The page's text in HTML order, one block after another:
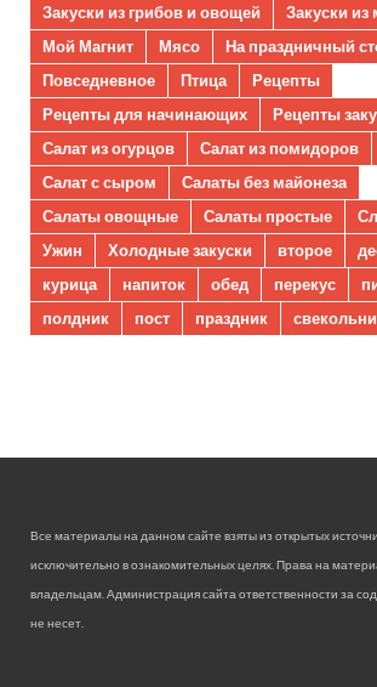
Закуски из грибов и овощей
Закуски
Мой Магнит
Мясо На праздничный
Повседневное
Птица
Рецепты
Рецепты для начинающих
Рецепты
Салат из огурцов
Салат из помидоров
Салат с сыром
Салаты без майонеза
Салаты овощные
Салаты простые
Ужин
Холодные закуски второе
курица
напиток обед перекус
полдник
пост праздник
Все материалы на данном сайте взяты из открытых
исключительно в ознакомительных целях. Права на
владельцам. Администрация сайта ответственности за
не несет.